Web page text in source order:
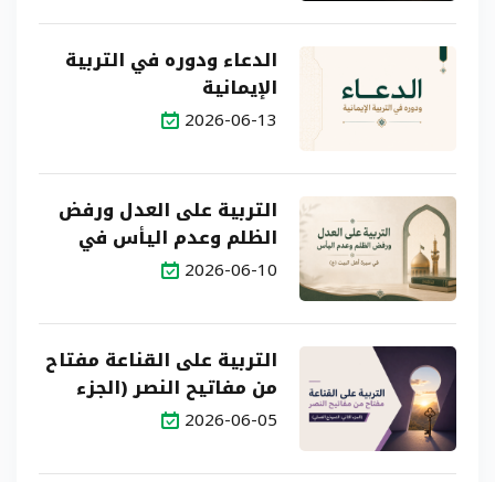
الدعاء ودوره في التربية
الإيمانية
2026-06-13
التربية على العدل ورفض
الظلم وعدم اليأس في
سيرة أهل البيت (ع)
2026-06-10
التربية على القناعة مفتاح
من مفاتيح النصر (الجزء
الثاني: النموذج العملي)
2026-06-05